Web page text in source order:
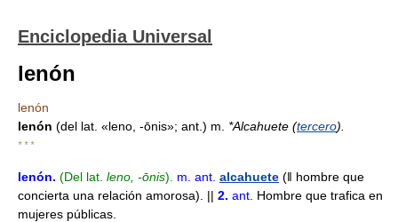
Enciclopedia Universal
lenón
lenón
lenón (del lat. «leno, -ōnis»; ant.) m. *Alcahuete (tercero).
* * *
lenón. (Del lat. leno, -ōnis). m. ant. alcahuete (ǁ hombre que
concierta una relación amorosa). || 2. ant. Hombre que trafica en
mujeres públicas.